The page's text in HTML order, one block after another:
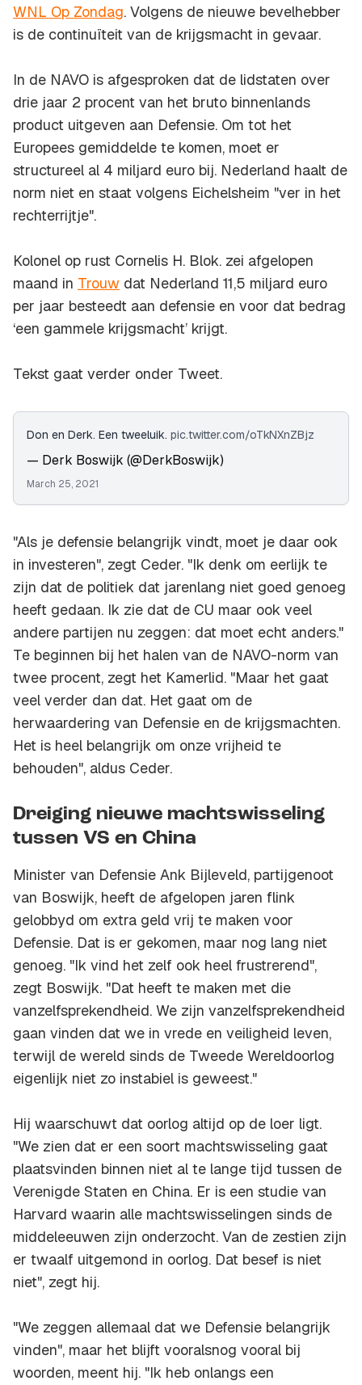
WNL Op Zondag. Volgens de nieuwe bevelhebber
is de continuïteit van de krijgsmacht in gevaar.
In de NAVO is afgesproken dat de lidstaten over
drie jaar 2 procent van het bruto binnenlands
product uitgeven aan Defensie. Om tot het
Europees gemiddelde te komen, moet er
structureel al 4 miljard euro bij. Nederland haalt de
norm niet en staat volgens Eichelsheim "ver in het
rechterrijtje".
Kolonel op rust Cornelis H. Blok. zei afgelopen
maand in Trouw dat Nederland 11,5 miljard euro
per jaar besteedt aan defensie en voor dat bedrag
‘een gammele krijgsmacht’ krijgt.
Tekst gaat verder onder Tweet.
Don en Derk. Een tweeluik. pic.twitter.com/oTkNXnZBjz
— Derk Boswijk (@DerkBoswijk)
March 25, 2021
"Als je defensie belangrijk vindt, moet je daar ook
in investeren", zegt Ceder. "Ik denk om eerlijk te
zijn dat de politiek dat jarenlang niet goed genoeg
heeft gedaan. Ik zie dat de CU maar ook veel
andere partijen nu zeggen: dat moet echt anders."
Te beginnen bij het halen van de NAVO-norm van
twee procent, zegt het Kamerlid. "Maar het gaat
veel verder dan dat. Het gaat om de
herwaardering van Defensie en de krijgsmachten.
Het is heel belangrijk om onze vrijheid te
behouden", aldus Ceder.
Dreiging nieuwe machtswisseling
tussen VS en China
Minister van Defensie Ank Bijleveld, partijgenoot
van Boswijk, heeft de afgelopen jaren flink
gelobbyd om extra geld vrij te maken voor
Defensie. Dat is er gekomen, maar nog lang niet
genoeg. "Ik vind het zelf ook heel frustrerend",
zegt Boswijk. "Dat heeft te maken met die
vanzelfsprekendheid. We zijn vanzelfsprekendheid
gaan vinden dat we in vrede en veiligheid leven,
terwijl de wereld sinds de Tweede Wereldoorlog
eigenlijk niet zo instabiel is geweest."
Hij waarschuwt dat oorlog altijd op de loer ligt.
"We zien dat er een soort machtswisseling gaat
plaatsvinden binnen niet al te lange tijd tussen de
Verenigde Staten en China. Er is een studie van
Harvard waarin alle machtswisselingen sinds de
middeleeuwen zijn onderzocht. Van de zestien zijn
er twaalf uitgemond in oorlog. Dat besef is niet
niet", zegt hij.
"We zeggen allemaal dat we Defensie belangrijk
vinden", maar het blijft vooralsnog vooral bij
woorden, meent hij. "Ik heb onlangs een